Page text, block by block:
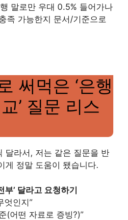
말로만 우대 0.5% 들어가나
족 가능한지 문서/기준으로
써먹은 ‘은행
’ 질문 리스
달라서, 저는 같은 질문을 반
게 정말 도움이 됐습니다.
부’ 달라고 요청하기
엇인지”
(어떤 자료로 증빙?)”